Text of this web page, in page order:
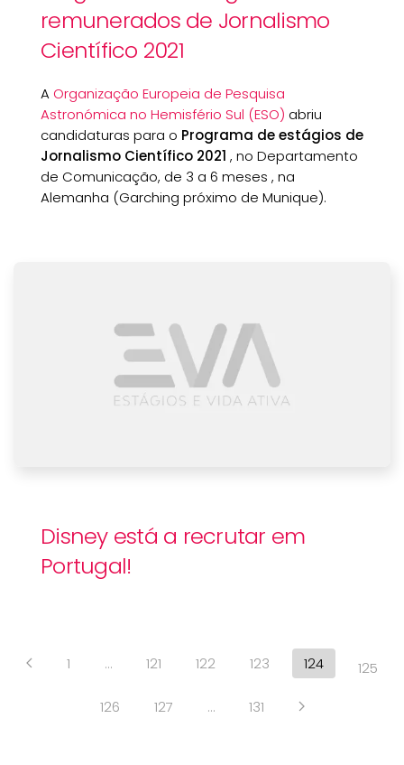
remunerados de Jornalismo
Científico 2021
A Organização Europeia de Pesquisa
Astronómica no Hemisfério Sul (ESO) abriu
candidaturas para o Programa de estágios de
Jornalismo Científico 2021 , no Departamento
de Comunicação, de 3 a 6 meses , na
Alemanha (Garching próximo de Munique).
Disney está a recrutar em
Portugal!
1 … 121 122 123 124 125
126 127 … 131